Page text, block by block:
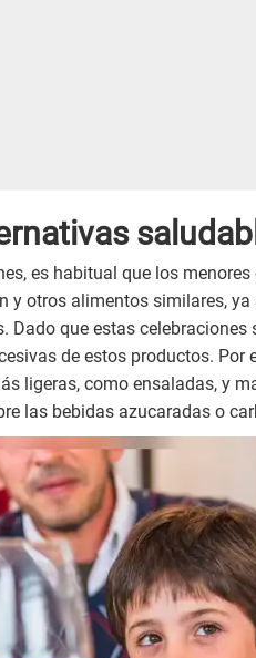
es habitual que los
y otros alimentos similares,
Dado que estas celebraciones
de estos productos. Por
ligeras, como ensaladas, y
las bebidas azucaradas o